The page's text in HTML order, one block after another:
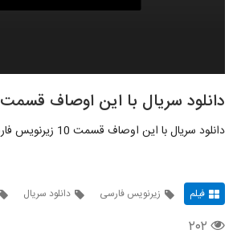
دانلود سریال با این اوصاف قسمت 10
دانلود سریال با این اوصاف قسمت 10 زیرنویس فارسی
فیلم زیرنویس فارسی دانلود سریال
۲۰۲